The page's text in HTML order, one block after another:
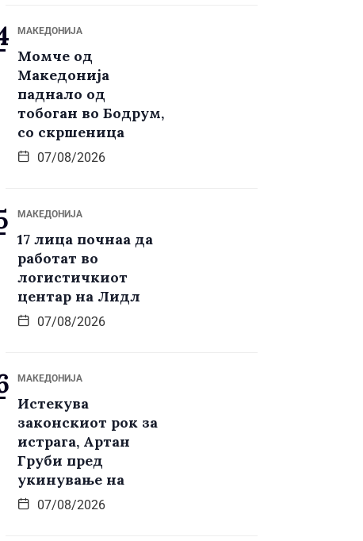
МАКЕДОНИЈА
Момче од
Македонија
паднало од
тобоган во Бодрум,
со скршеница
07/08/2026
МАКЕДОНИЈА
17 лица почнаа да
работат во
логистичкиот
центар на Лидл
07/08/2026
МАКЕДОНИЈА
Истекува
законскиот рок за
истрага, Артан
Груби пред
укинување на
07/08/2026